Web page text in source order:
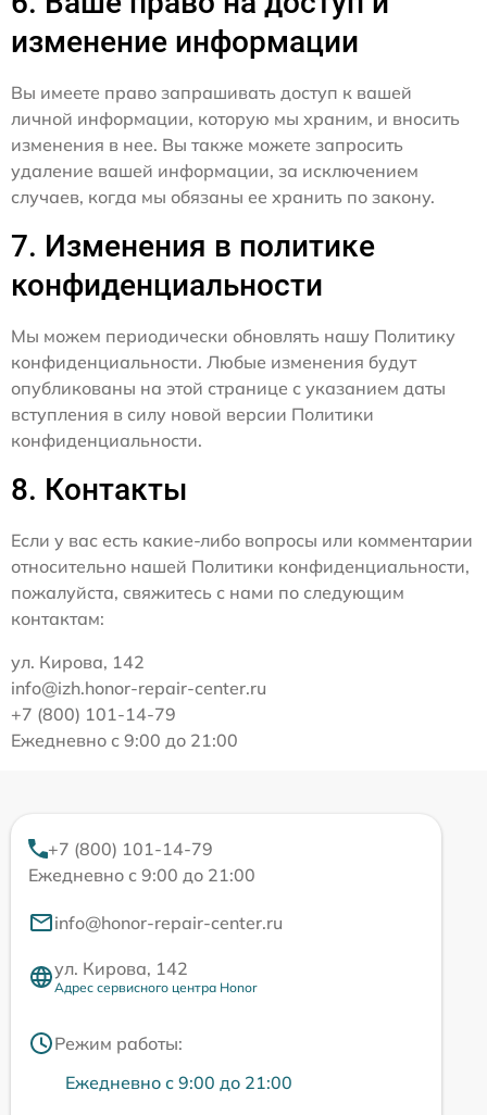
изменение информации
Вы имеете право запрашивать доступ к вашей
личной информации, которую мы храним, и вносить
изменения в нее. Вы также можете запросить
удаление вашей информации, за исключением
случаев, когда мы обязаны ее хранить по закону.
7. Изменения в политике
конфиденциальности
Мы можем периодически обновлять нашу Политику
конфиденциальности. Любые изменения будут
опубликованы на этой странице с указанием даты
вступления в силу новой версии Политики
конфиденциальности.
8. Контакты
Если у вас есть какие-либо вопросы или комментарии
относительно нашей Политики конфиденциальности,
пожалуйста, свяжитесь с нами по следующим
контактам:
ул. Кирова, 142
info@izh.honor-repair-center.ru
+7 (800) 101-14-79
Ежедневно с 9:00 до 21:00
+7 (800) 101-14-79
Ежедневно с 9:00 до 21:00
info@honor-repair-center.ru
ул. Кирова, 142
Адрес сервисного центра Honor
Режим работы:
Ежедневно с 9:00 до 21:00